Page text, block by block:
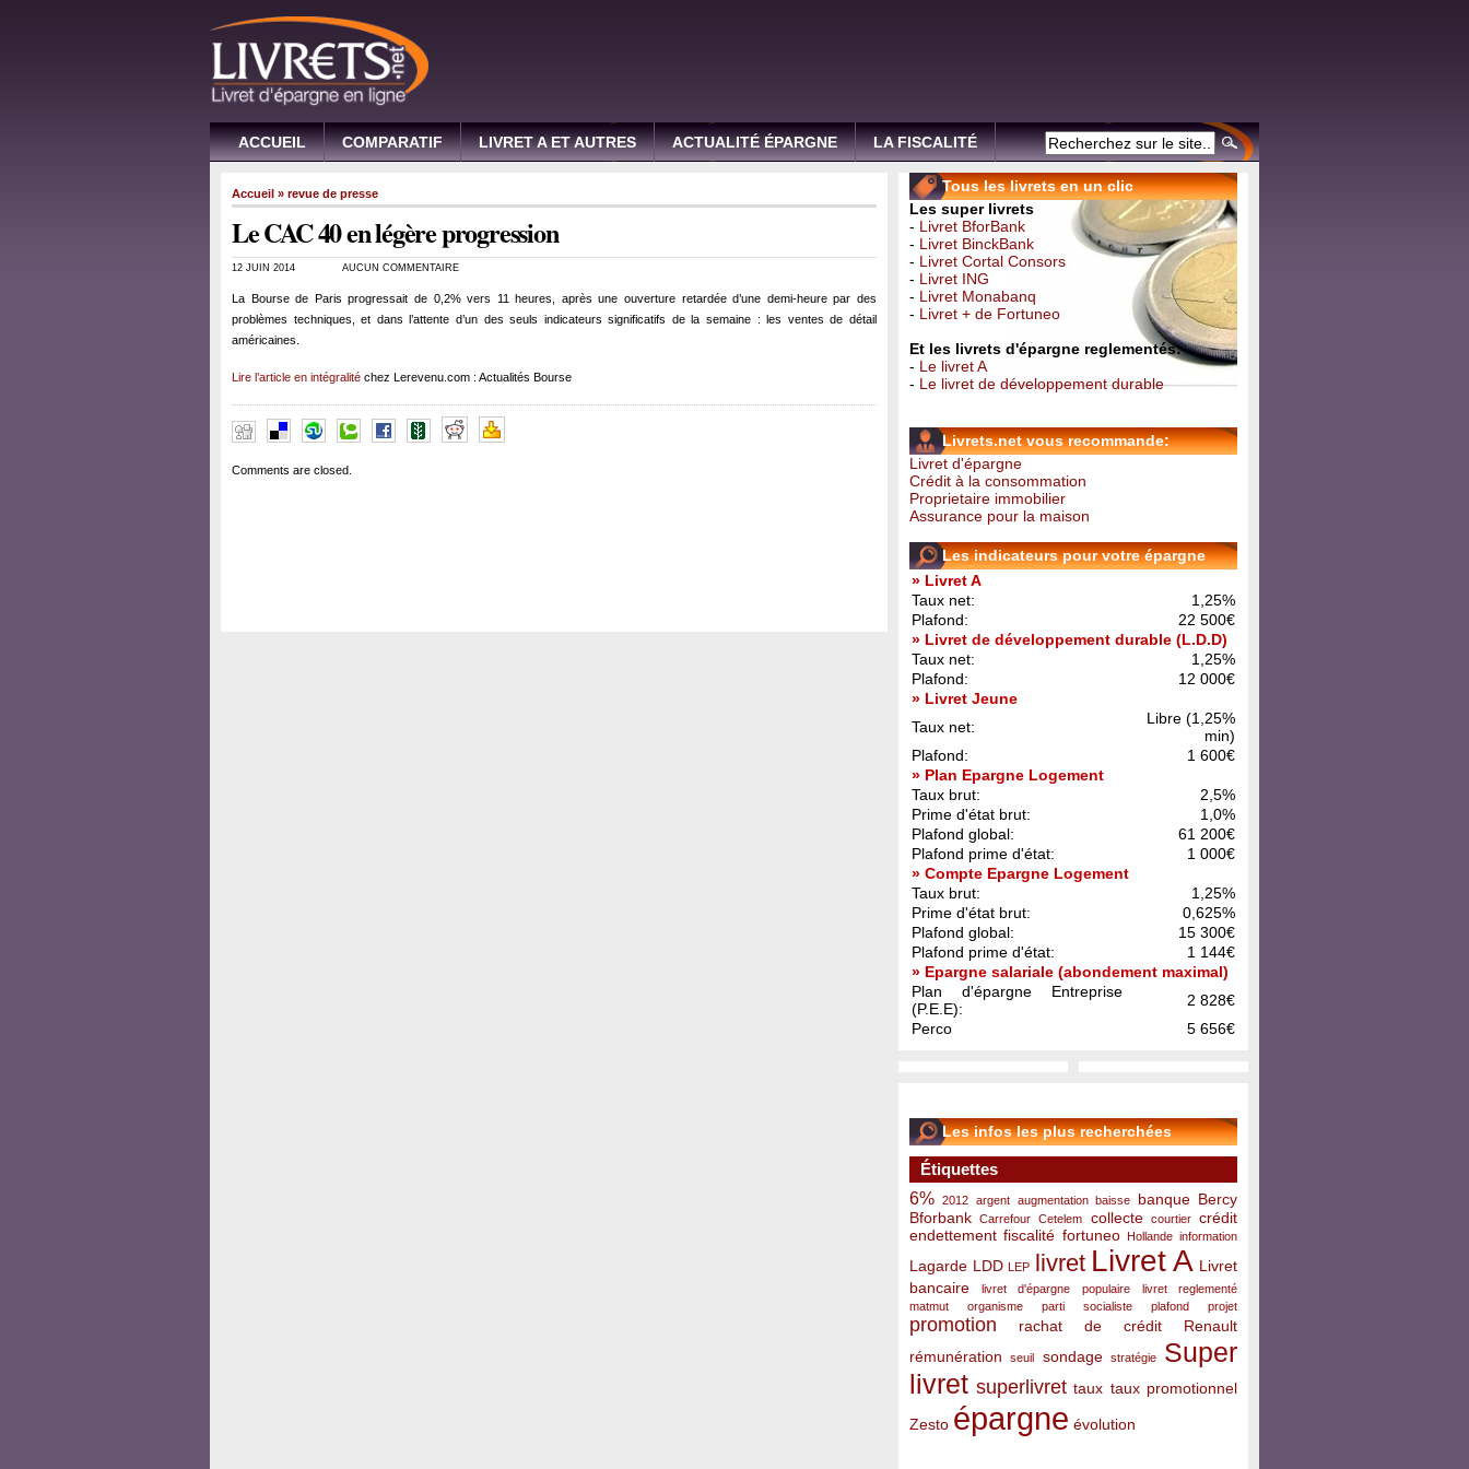
ACCUEIL COMPARATIF LIVRET A ET AUTRES ACTUALITÉ ÉPARGNE LA FISCALITÉ
Accueil » revue de presse
Le CAC 40 en légère progression
12 JUIN 2014 AUCUN COMMENTAIRE
La Bourse de Paris progressait de 0,2% vers 11 heures, après une ouverture retardée d’une demi-heure par des
problèmes techniques, et dans l’attente d’un des seuls indicateurs significatifs de la semaine : les ventes de détail
américaines.
Lire l’article en intégralité chez Lerevenu.com : Actualités Bourse
Comments are closed.
Tous les livrets en un clic
Les super livrets
- Livret BforBank
- Livret BinckBank
- Livret Cortal Consors
- Livret ING
- Livret Monabanq
- Livret + de Fortuneo
Et les livrets d'épargne reglementés:
- Le livret A
- Le livret de développement durable
Livrets.net vous recommande:
Livret d'épargne
Crédit à la consommation
Proprietaire immobilier
Assurance pour la maison
Les indicateurs pour votre épargne
» Livret A
Taux net:
1,25%
Plafond:
22 500€
» Livret de développement durable (L.D.D)
Taux net:
1,25%
Plafond:
12 000€
» Livret Jeune
Taux net:
Libre (1,25%
min)
Plafond:
1 600€
» Plan Epargne Logement
Taux brut:
2,5%
Prime d'état brut:
1,0%
Plafond global:
61 200€
Plafond prime d'état:
1 000€
» Compte Epargne Logement
Taux brut:
1,25%
Prime d'état brut:
0,625%
Plafond global:
15 300€
Plafond prime d'état:
1 144€
» Epargne salariale (abondement maximal)
Plan d'épargne Entreprise
(P.E.E):
2 828€
Perco
5 656€
Les infos les plus recherchées
Étiquettes
6% 2012 argent augmentation baisse banque Bercy
Bforbank
Carrefour Cetelem collecte courtier
crédit
endettement fiscalité fortuneo Hollande information
Lagarde LDD LEP livret Livret A Livret
bancaire
livret d'épargne populaire
livret reglementé
matmut
organisme parti socialiste plafond projet
promotion rachat de crédit
Renault
rémunération
seuil sondage stratégie
Super
livret superlivret taux taux promotionnel
Zesto épargne évolution